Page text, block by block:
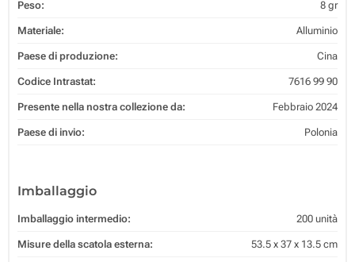
Peso: 8 gr
Materiale: Alluminio
Paese di produzione: Cina
Codice Intrastat: 7616 99 90
Presente nella nostra collezione da: Febbraio 2024
Paese di invio: Polonia
Imballaggio
Imballaggio intermedio: 200 unità
Misure della scatola esterna: 53.5 x 37 x 13.5 cm